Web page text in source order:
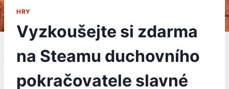
HRY
Vyzkoušejte si zdarma
na Steamu duchovního
pokračovatele slavné